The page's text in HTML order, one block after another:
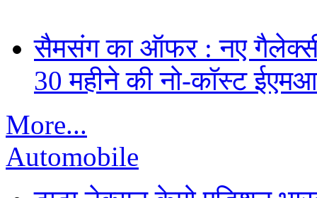
सैमसंग का ऑफर : नए
30 महीने की नो-कॉस्ट
More...
Automobile